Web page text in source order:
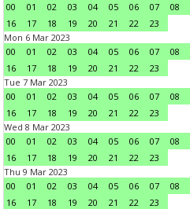
00
01 02 03 04 05 06 07 08
16
17 18 19 20 21 22
23
Mon 6 Mar 2023
00
01 02 03 04 05 06 07 08
16
17 18 19 20 21 22
23
Tue 7 Mar 2023
00
01 02 03 04 05 06 07 08
16
17 18 19 20 21 22
23
Wed 8 Mar 2023
00
01 02 03 04 05 06 07 08
16
17 18 19 20 21 22
23
Thu 9 Mar 2023
00
01 02 03 04 05 06 07 08
16
17 18 19 20 21 22
23